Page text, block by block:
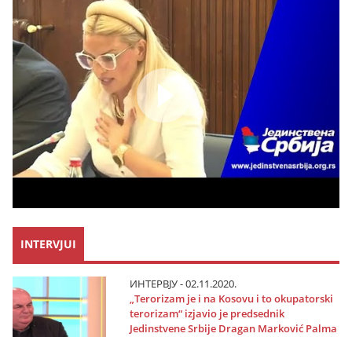
INTERVJUI
ИНТЕРВЈУ - 02.11.2020.
„Terorizam јe i na Kosovu i to okupatorski
terorizam“ izјavio јe predsednik
Јedinstvene Srbiјe Dragan Marković Palma